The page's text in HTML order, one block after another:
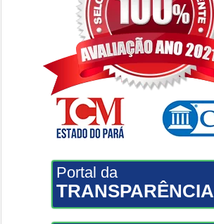
Portal da
TRANSPARÊNCIA